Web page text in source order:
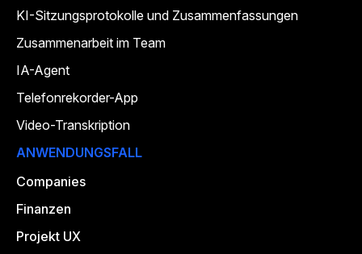
KI-Sitzungsprotokolle und Zusammenfassungen
Zusammenarbeit im Team
IA-Agent
Telefonrekorder-App
Video-Transkription
ANWENDUNGSFALL
Companies
Finanzen
Projekt UX